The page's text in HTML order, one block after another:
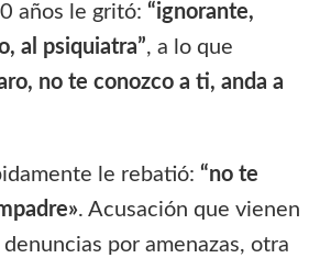
años le gritó: “ignorante,
al psiquiatra”, a lo que
no te conozco a ti, anda a
le rebatió: “no te
. Acusación que vienen
por amenazas, otra